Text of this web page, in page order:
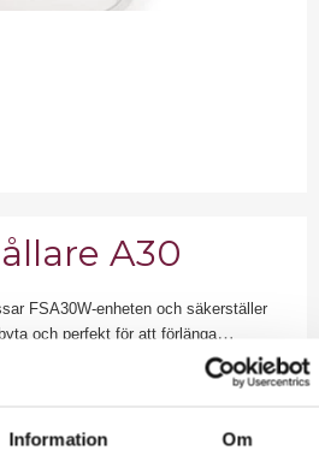
Information Om
A30
FSA30W-enheten och säkerställer
och perfekt för att förlänga